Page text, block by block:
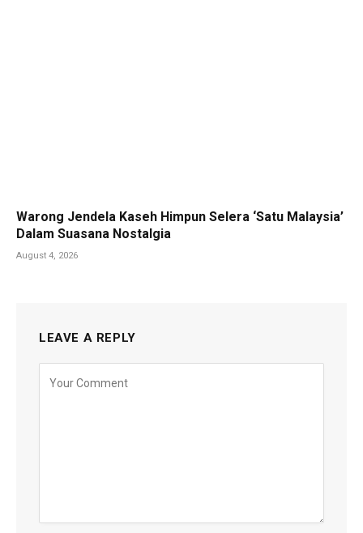
Warong Jendela Kaseh Himpun Selera ‘Satu Malaysia’
Dalam Suasana Nostalgia
August 4, 2026
LEAVE A REPLY